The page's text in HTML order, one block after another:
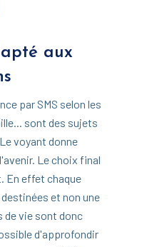
aux
par SMS selon les
sont des sujets
voyant donne
Le choix final
En effet chaque
et non une
de vie sont donc
d'approfondir